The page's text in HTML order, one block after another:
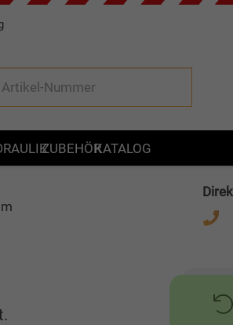
ZUBEHÖRKATALOG